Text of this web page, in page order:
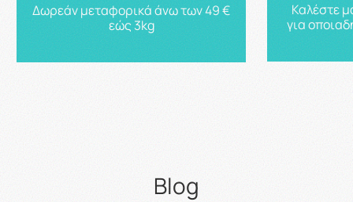
Δωρεάν μεταφορικά άνω των 49 €
εώς 3kg
Καλέστε
για
Blog